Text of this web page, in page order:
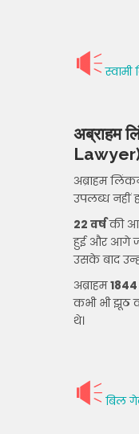
अब्राहम
अब्राहम
उपलब्ध नहीं
22 वर्षकी
हुई और आगे
उसके बाद
अब्राहम1844
कभी भी झूठ
थे।
बिल